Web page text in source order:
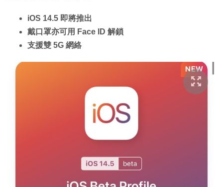
iOS 14.5 即將推出
戴口罩亦可用 Face ID 解鎖
支援雙 5G 網絡